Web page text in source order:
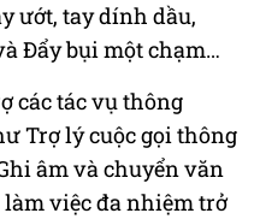
ướt, tay dính dầu,
Đẩy bụi một chạm…
các tác vụ thông
Trợ lý cuộc gọi thông
âm và chuyển văn
việc đa nhiệm trở